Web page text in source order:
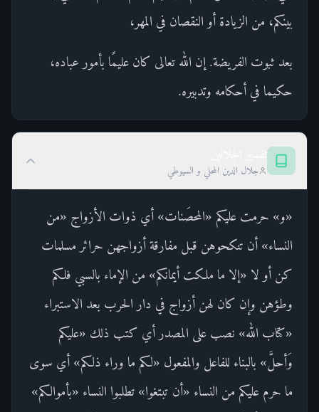
بينكم، من الزيادة أو النقصان في المهر،
بعد ثبوت الفريضة. إن الله تعالى كان عليمًا بأمور عباده،
حكيما في أحكامه وتدبيره.
جلال الدين المحلي و السيوطي
«و» حرمت عليكم «المحصَنات» أي ذوات الأزواج «من
النساء» أن تنكحوهن قبل مفارقة أزواجهن حرائر مسلمات
كن أو لا «إلا ما ملكت أيمانكم» من الإماء بالسبي فلكم
وطؤهن وإن كان لهن أزواج في دار الحرب بعد الاستبراء
«كتاب الله» نصب على المصدر أي كتب ذلك «عليكم
وَأحلَّ» بالبناء للفاعل والمفعول «لكم ما وراء ذلكم» أي سوى
ما حرم عليكم من النساء «أن تبتغوا» تطلبوا النساء «بأموالكم»